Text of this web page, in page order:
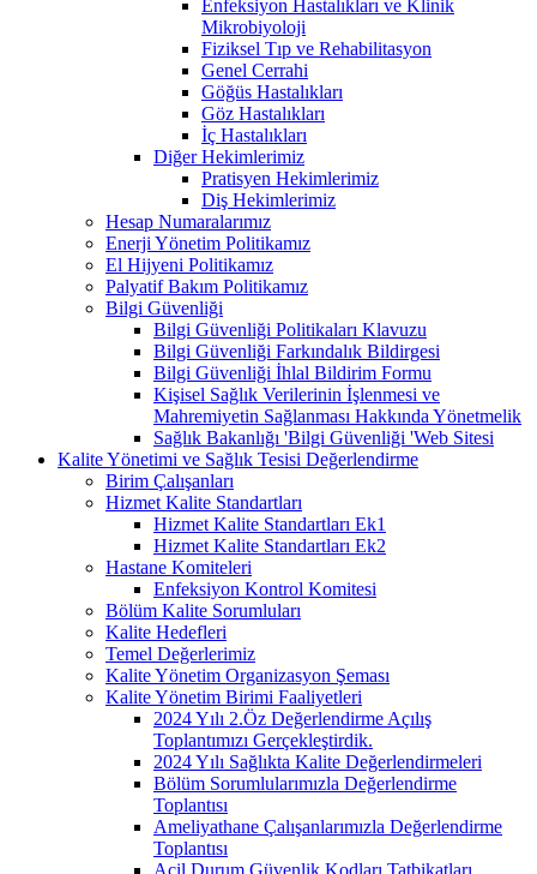
Enfeksiyon Hastalıkları ve Klinik
Mikrobiyoloji
Fiziksel Tıp ve Rehabilitasyon
Genel Cerrahi
Göğüs Hastalıkları
Göz Hastalıkları
İç Hastalıkları
Diğer Hekimlerimiz
Pratisyen Hekimlerimiz
Diş Hekimlerimiz
Hesap Numaralarımız
Enerji Yönetim Politikamız
El Hijyeni Politikamız
Palyatif Bakım Politikamız
Bilgi Güvenliği
Bilgi Güvenliği Politikaları Klavuzu
Bilgi Güvenliği Farkındalık Bildirgesi
Bilgi Güvenliği İhlal Bildirim Formu
Kişisel Sağlık Verilerinin İşlenmesi ve
Mahremiyetin Sağlanması Hakkında Yönetmelik
Sağlık Bakanlığı 'Bilgi Güvenliği 'Web Sitesi
Kalite Yönetimi ve Sağlık Tesisi Değerlendirme
Birim Çalışanları
Hizmet Kalite Standartları
Hizmet Kalite Standartları Ek1
Hizmet Kalite Standartları Ek2
Hastane Komiteleri
Enfeksiyon Kontrol Komitesi
Bölüm Kalite Sorumluları
Kalite Hedefleri
Temel Değerlerimiz
Kalite Yönetim Organizasyon Şeması
Kalite Yönetim Birimi Faaliyetleri
2024 Yılı 2.Öz Değerlendirme Açılış
Toplantımızı Gerçekleştirdik.
2024 Yılı Sağlıkta Kalite Değerlendirmeleri
Bölüm Sorumlularımızla Değerlendirme
Toplantısı
Ameliyathane Çalışanlarımızla Değerlendirme
Toplantısı
Acil Durum Güvenlik Kodları Tatbikatları